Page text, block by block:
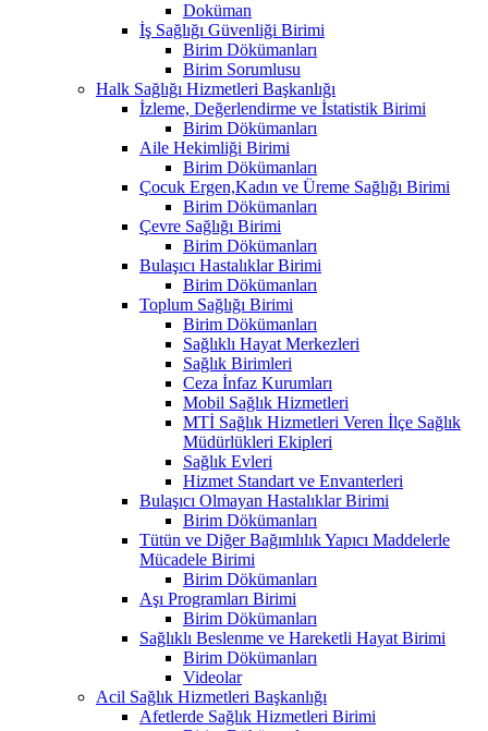
Doküman
İş Sağlığı Güvenliği Birimi
Birim Dökümanları
Birim Sorumlusu
Halk Sağlığı Hizmetleri Başkanlığı
İzleme, Değerlendirme ve İstatistik Birimi
Birim Dökümanları
Aile Hekimliği Birimi
Birim Dökümanları
Çocuk Ergen,Kadın ve Üreme Sağlığı Birimi
Birim Dökümanları
Çevre Sağlığı Birimi
Birim Dökümanları
Bulaşıcı Hastalıklar Birimi
Birim Dökümanları
Toplum Sağlığı Birimi
Birim Dökümanları
Sağlıklı Hayat Merkezleri
Sağlık Birimleri
Ceza İnfaz Kurumları
Mobil Sağlık Hizmetleri
MTİ Sağlık Hizmetleri Veren İlçe Sağlık
Müdürlükleri Ekipleri
Sağlık Evleri
Hizmet Standart ve Envanterleri
Bulaşıcı Olmayan Hastalıklar Birimi
Birim Dökümanları
Tütün ve Diğer Bağımlılık Yapıcı Maddelerle
Mücadele Birimi
Birim Dökümanları
Aşı Programları Birimi
Birim Dökümanları
Sağlıklı Beslenme ve Hareketli Hayat Birimi
Birim Dökümanları
Videolar
Acil Sağlık Hizmetleri Başkanlığı
Afetlerde Sağlık Hizmetleri Birimi